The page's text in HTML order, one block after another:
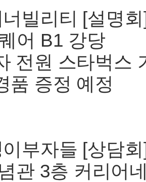
빌리티 [설명
어 B1 강당
전원 스타벅스
품 증정 예정
부자들 [상담
관 3층 커리어